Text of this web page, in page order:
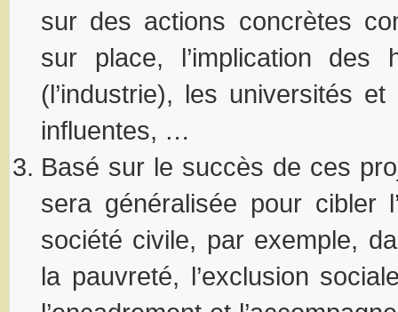
sur des actions concrètes
sur place, l’implication des
(l’industrie), les universités
influentes, …
Basé sur le succès de ces
sera généralisée pour cibler
société civile, par exemple,
la pauvreté, l’exclusion